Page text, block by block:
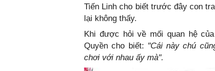
Tiến Linh cho biết trước đây con
lại không thấy.
Khi được hỏi về mối quan hệ
Quyền cho biết: "Cái này chú
chơi với nhau ấy mà".